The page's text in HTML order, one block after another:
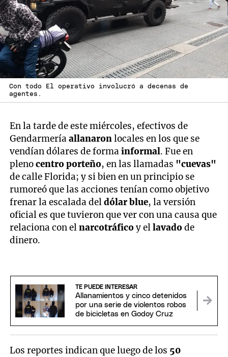
Con todo El operativo involucró a decenas de
agentes.
En la tarde de este miércoles, efectivos de
Gendarmeríaallanaronlocales en los que se
vendían dólares de formainformal. Fue en
plenocentro porteño, en las llamadas "cuevas"
de calle Florida; y si bien en un principio se
rumoreó que las acciones tenían como objetivo
frenar la escalada deldólar blue, la versión
oficial es que tuvieron que ver con una causa que
relaciona con elnarcotráficoy ellavadode
dinero.
TE PUEDE INTERESAR
Allanamientos y cinco detenidos
por una serie de violentos robos
de bicicletas en Godoy Cruz
Los reportes indican que luego de los 50